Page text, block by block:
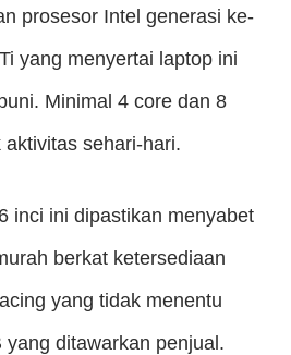
prosesor Intel generasi ke-
yang menyertai laptop ini
Minimal 4 core dan 8
sehari-hari.
inci ini dipastikan menyabet
berkat ketersediaan
yang tidak menentu
yang ditawarkan penjual.